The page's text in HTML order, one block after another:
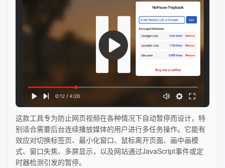
这款工具专为防止网页视频在各种情况下自动暂停而设计，特
别适合需要后台连续播放媒体的用户进行多任务操作。它能有
效应对切换标签页、最小化窗口、鼠标离开页面、画中画模
式、窗口失焦、多屏显示，以及网站通过JavaScript事件或定
时器检测引发的暂停。